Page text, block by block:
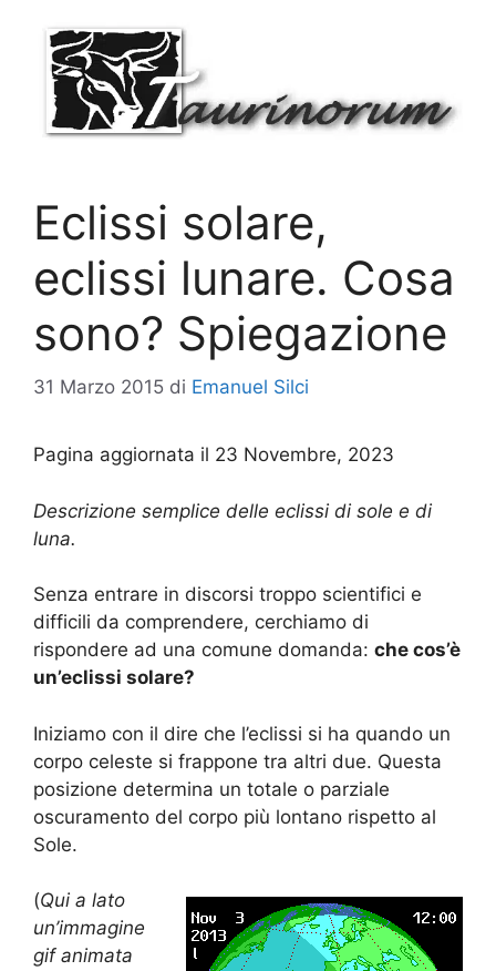
contenuto
Eclissi solare,
eclissi lunare. Cosa
sono? Spiegazione
31 Marzo 2015 di Emanuel Silci
Pagina aggiornata il 23 Novembre, 2023
Descrizione semplice delle eclissi di sole e di
luna.
Senza entrare in discorsi troppo scientifici e
difficili da comprendere, cerchiamo di
rispondere ad una comune domanda: che cos’è
un’eclissi solare?
Iniziamo con il dire che l’eclissi si ha quando un
corpo celeste si frappone tra altri due. Questa
posizione determina un totale o parziale
oscuramento del corpo più lontano rispetto al
Sole.
(Qui a lato
un’immagine
gif animata